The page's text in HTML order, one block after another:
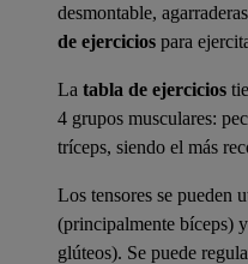
desmontable,
de ejercicios para
La tabla de ejercicios
4 grupos musculares:
tríceps, siendo el más
Los tensores se pueden
(principalmente bíceps)
glúteos). Se puede